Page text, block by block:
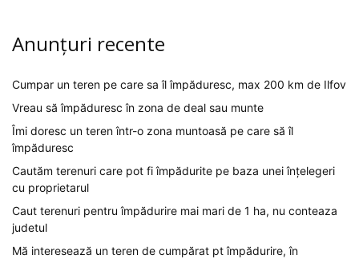
Anunțuri recente
Cumpar un teren pe care sa îl împăduresc, max 200 km de Ilfov
Vreau să împăduresc în zona de deal sau munte
Îmi doresc un teren într-o zona muntoasă pe care să îl
împăduresc
Cautăm terenuri care pot fi împădurite pe baza unei înțelegeri
cu proprietarul
Caut terenuri pentru împădurire mai mari de 1 ha, nu conteaza
judetul
Mă interesează un teren de cumpărat pt împădurire, în